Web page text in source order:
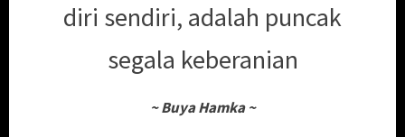
diri sendiri, adalah puncak
segala keberanian
~ Buya Hamka ~